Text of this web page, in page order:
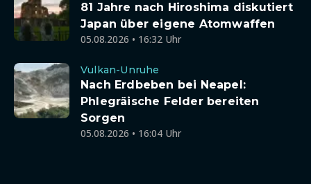
81 Jahre nach Hiroshima diskutiert
Japan über eigene Atomwaffen
05.08.2026 • 16:32 Uhr
Vulkan-Unruhe
Nach Erdbeben bei Neapel:
Phlegräische Felder bereiten
Sorgen
05.08.2026 • 16:04 Uhr